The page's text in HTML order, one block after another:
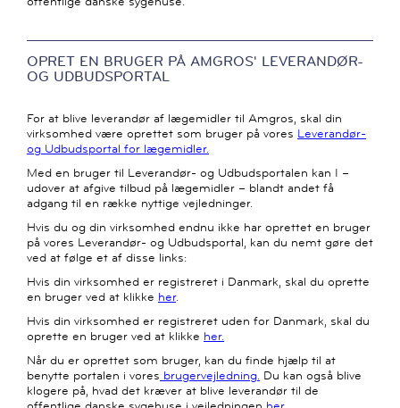
OPRET EN BRUGER PÅ AMGROS' LEVERANDØR-
OG UDBUDSPORTAL
For at blive leverandør af lægemidler til Amgros, skal din
virksomhed være oprettet som bruger på vores Leverandør-
og Udbudsportal for lægemidler.
Med en bruger til Leverandør- og Udbudsportalen kan I –
udover at afgive tilbud på lægemidler – blandt andet få
adgang til en række nyttige vejledninger.
Hvis du og din virksomhed endnu ikke har oprettet en bruger
på vores Leverandør- og Udbudsportal, kan du nemt gøre det
ved at følge et af disse links:
Hvis din virksomhed er registreret i Danmark, skal du oprette
en bruger ved at klikke her.
Hvis din virksomhed er registreret uden for Danmark, skal du
oprette en bruger ved at klikke her.
Når du er oprettet som bruger, kan du finde hjælp til at
benytte portalen i vores brugervejledning. Du kan også blive
klogere på, hvad det kræver at blive leverandør til de